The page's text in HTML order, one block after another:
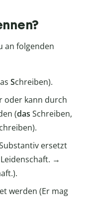
an folgenden
Schreiben).
oder kann durch
(das Schreiben,
ersetzt
→
werden (Er mag